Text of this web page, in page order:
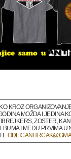
KROZ
MOŽDA I JEDINA
ZOSTER,
I MEĐU PRVIMA